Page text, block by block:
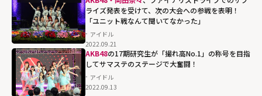
ライズ発表を受けて、次の大会への参戦を表明！
「ユニット戦なんて聞いてなかった」
アイドル
2022.09.21
AKB48の17期研究生が「撮れ高No.1」の称号を目指
してサマステのステージで大奮闘！
アイドル
2022.09.13